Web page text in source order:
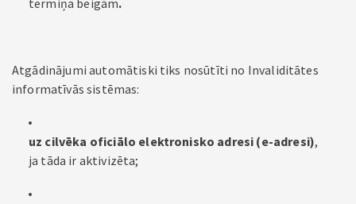
termiņa beigām.
Atgādinājumi automātiski tiks nosūtīti no Invaliditātes
informatīvās sistēmas:
uz cilvēka oficiālo elektronisko adresi (e-adresi),
ja tāda ir aktivizēta;